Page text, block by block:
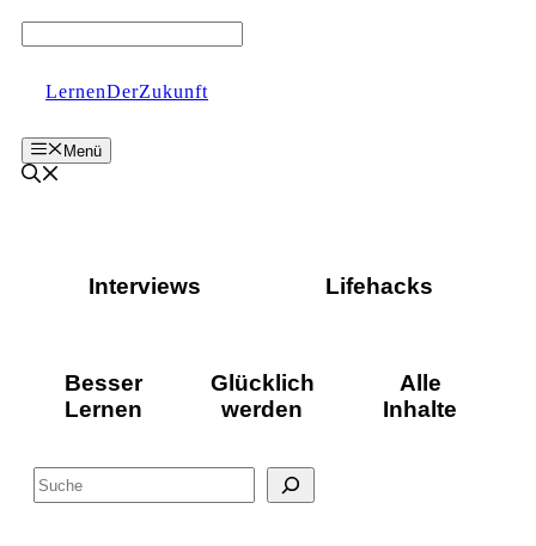
Zum
LernenDerZukunft
Menü
Interviews Lifehacks
Besser
Lernen
Glücklich
werden
Alle
Inhalte
Suchen